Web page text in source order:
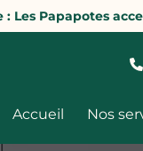
: Les Papapotes
Accueil Nos